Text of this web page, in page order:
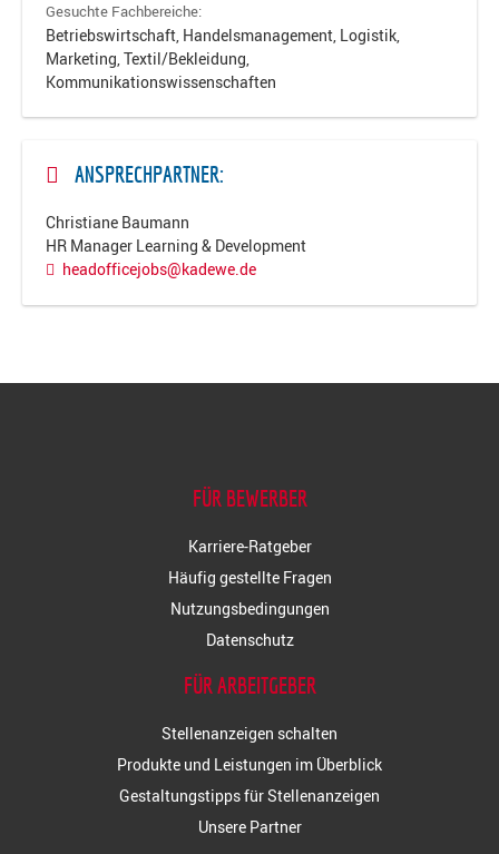
Gesuchte Fachbereiche:
Betriebswirtschaft, Handelsmanagement, Logistik,
Marketing, Textil/Bekleidung,
Kommunikationswissenschaften
ANSPRECHPARTNER:
Christiane Baumann
HR Manager Learning & Development
headofficejobs@kadewe.de
FÜR BEWERBER
Karriere-Ratgeber
Häufig gestellte Fragen
Nutzungsbedingungen
Datenschutz
FÜR ARBEITGEBER
Stellenanzeigen schalten
Produkte und Leistungen im Überblick
Gestaltungstipps für Stellenanzeigen
Unsere Partner